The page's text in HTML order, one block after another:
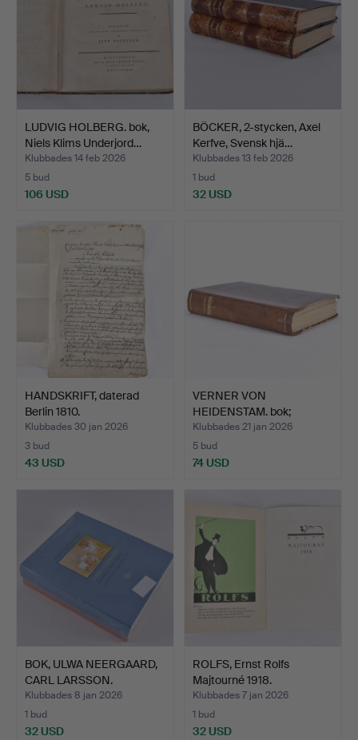
LUDVIG HOLBERG. bok,
Niels Klims Underjord…
Klubbades 14 feb 2026
5 bud
106 USD
BÖCKER, 2-stycken, Axel
Kerfve, Svensk hjä…
Klubbades 13 feb 2026
1 bud
32 USD
HANDSKRIFT, daterad
Berlin 1810.
Klubbades 30 jan 2026
3 bud
43 USD
VERNER VON
HEIDENSTAM. bok;
Folungaträdet …
Klubbades 21 jan 2026
5 bud
74 USD
BOK, ULWA NEERGAARD,
CARL LARSSON.
Klubbades 8 jan 2026
1 bud
32 USD
ROLFS, Ernst Rolfs
Majtourné 1918.
Klubbades 7 jan 2026
1 bud
32 USD